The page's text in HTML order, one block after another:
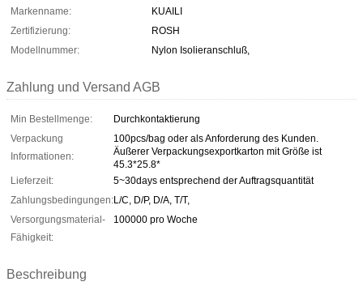
Markenname:
KUAILI
Zertifizierung:
ROSH
Modellnummer:
Nylon Isolieranschluß,
Zahlung und Versand AGB
Min Bestellmenge:
Durchkontaktierung
Verpackung
Informationen:
100pcs/bag oder als Anforderung des Kunden.
Äußerer Verpackungsexportkarton mit Größe ist
45.3*25.8*
Lieferzeit:
5~30days entsprechend der Auftragsquantität
Zahlungsbedingungen:L/C, D/P, D/A, T/T,
Versorgungsmaterial-
Fähigkeit:
100000 pro Woche
Beschreibung